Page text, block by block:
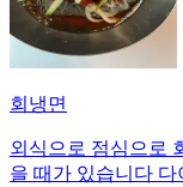
회냉면
외식으로 점심으로
을 때가 있습니다